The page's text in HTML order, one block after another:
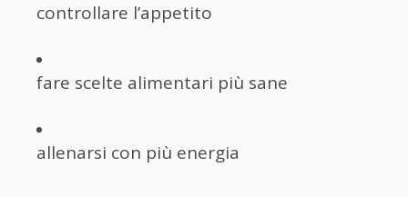
controllare l’appetito
fare scelte alimentari più sane
allenarsi con più energia